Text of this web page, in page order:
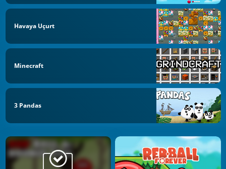
Havaya Uçurt
Minecraft
3 Pandas